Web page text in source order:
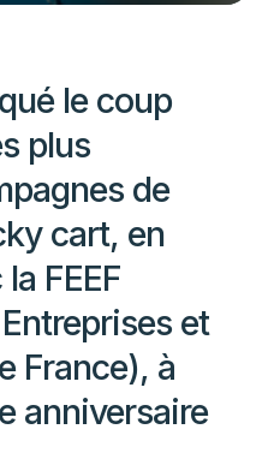
le coup
plus
de
cart, en
FEEF
et
France), à
anniversaire